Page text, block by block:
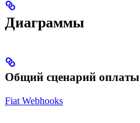
Диаграммы
Общий сценарий оплаты
Fiat Webhooks